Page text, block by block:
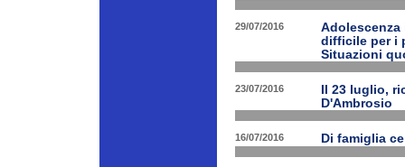
29/07/2016
difficile per i
Situazioni
23/07/2016
Il 23 luglio,
D'Ambrosio
16/07/2016 Di famiglia